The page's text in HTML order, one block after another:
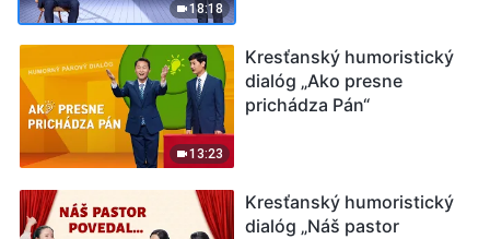
18:18
13:23
Kresťanský humoristický
dialóg „Ako presne
prichádza Pán“
Kresťanský humoristický
dialóg „Náš pastor